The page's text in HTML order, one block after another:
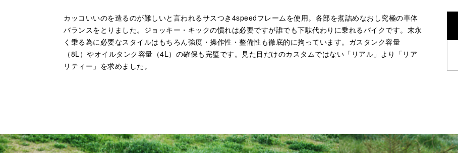
カッコいいのを造るのが難しいと言われるサスつき4speedフレームを使用。各部を煮詰めなおし究極の車体
バランスをとりました。ジョッキー・キックの慣れは必要ですが誰でも下駄代わりに乗れるバイクです。末永
く乗る為に必要なスタイルはもちろん強度・操作性・整備性も徹底的に拘っています。ガスタンク容量
（8L）やオイルタンク容量（4L）の確保も完璧です。見た目だけのカスタムではない「リアル」より「リア
リティー」を求めました。